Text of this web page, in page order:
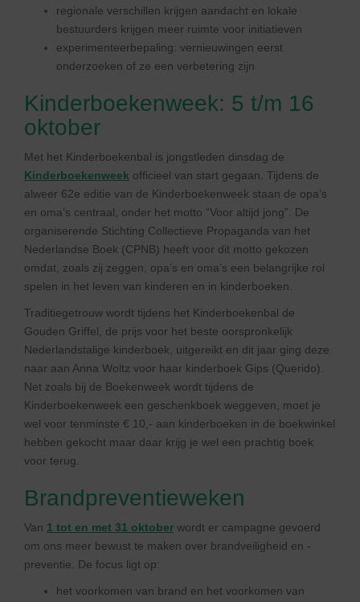
regionale verschillen krijgen aandacht en lokale
bestuurders krijgen meer ruimte voor initiatieven
experimenteerbepaling: vernieuwingen eerst
onderzoeken of ze een verbetering zijn
Kinderboekenweek: 5 t/m 16
oktober
Met het Kinderboekenbal is jongstleden dinsdag de
Kinderboekenweek officieel van start gegaan. Tijdens de
alweer 62e editie van de Kinderboekenweek staan de opa’s
en oma’s centraal, onder het motto “Voor altijd jong”. De
organiserende Stichting Collectieve Propaganda van het
Nederlandse Boek (CPNB) heeft voor dit motto gekozen
omdat, zoals zij zeggen, opa’s en oma’s een belangrijke rol
spelen in het leven van kinderen en in kinderboeken.
Traditiegetrouw wordt tijdens het Kinderboekenbal de
Gouden Griffel, de prijs voor het beste oorspronkelijk
Nederlandstalige kinderboek, uitgereikt en dit jaar ging deze
naar aan Anna Woltz voor haar kinderboek Gips (Querido).
Net zoals bij de Boekenweek wordt tijdens de
Kinderboekenweek een geschenkboek weggeven, moet je
wel voor tenminste € 10,- aan kinderboeken in de boekwinkel
hebben gekocht maar daar krijg je wel een prachtig boek
voor terug.
Brandpreventieweken
Van 1 tot en met 31 oktober wordt er campagne gevoerd
om ons meer bewust te maken over brandveiligheid en -
preventie. De focus ligt op:
het voorkomen van brand en het voorkomen van